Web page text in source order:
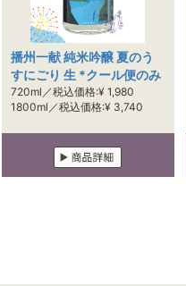
播州一献 純米吟醸 夏のう
すにごり 生 *クール便のみ
720ml／税込価格:¥ 1,980
1800ml／税込価格:¥ 3,740